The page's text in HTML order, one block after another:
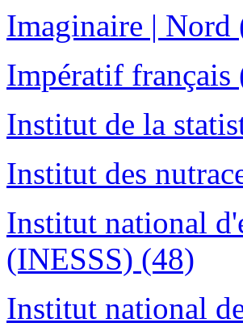
Imaginaire | Nord
Impératif français
Institut de la
Institut des
Institut national
(INESSS) (48)
Institut national